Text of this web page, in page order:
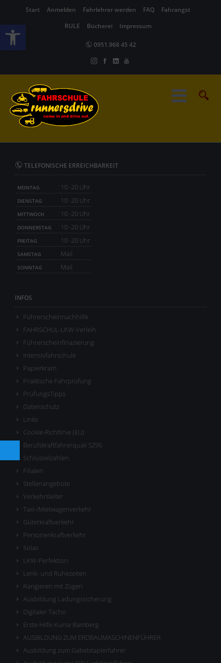
Werkzeugleiste öffnen
Start Anmelden Fahrlehrer werden FAQ
Fahrangst
RULE
Bücherei Impressum
0951.968 45 42
TELEFONISCHE ERREICHBARKEIT
MONTAG 10 -20 Uhr
DIENSTAG 10 -20 Uhr
MITTWOCH 10 -20 Uhr
DONNERSTAG 10 -20 Uhr
FREITAG 10 -20 Uhr
SAMSTAG Mail
SONNTAG Mail
INFOS
Führerscheinnachhilfe
FAHRSCHUL-LKW-Verleih
Führerscheinfinazierung
Intensivfahrschule
Papierkram
Praktische Fahrprüfung
PrüfungsTipps
Datenschutz
Links
Cookie-Richtlinie (EU)
Berufskraftfahrerquali SZ95
Schlüsselzahlen
Filialen
Stellenangebote
Verkehrsleiter
Taxi-/Mietwagenverkehr
Güterkraftverkehr
Personenkraftverkehr
Solas
LKW-Perfektion
Lenk- und Ruhezeiten
Rangieren mit Zügen
Ausbildung Ladungssicherung
Digitaler Tacho
Erste-Hilfe-Kurse Bamberg
AUSBILDUNG ZUM ERDBAUMASCHINENFÜHRER
Ausbildung zum Gabelstaplerfahrer